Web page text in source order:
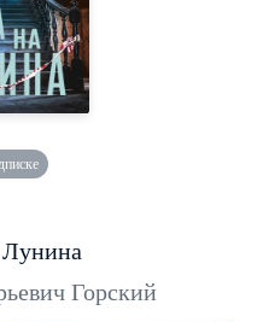
Горский